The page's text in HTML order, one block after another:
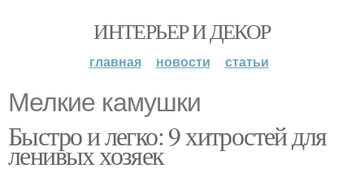
ИНТЕРЬЕР И ДЕКОР
главная новости статьи
Мелкие камушки
Быстро и легко: 9 хитростей для
ленивых хозяек